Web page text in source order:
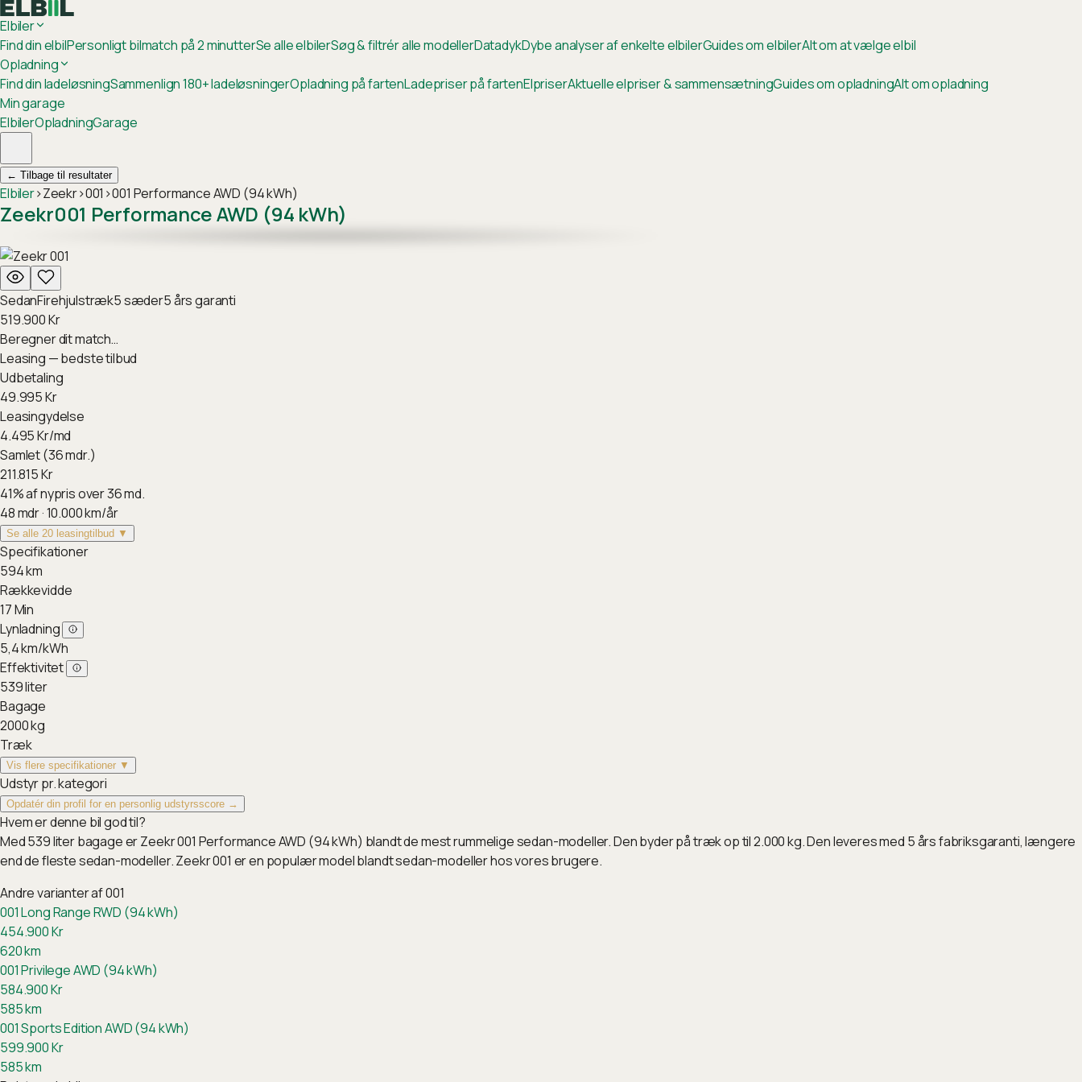
Elbiler
Find din elbilPersonligt bilmatch på 2 minutterSe alle elbilerSøg & filtrér alle modellerDatadykDybe analyser af enkelte elbilerGuides om elbilerAlt om at vælge elbil
Opladning
Find din ladeløsningSammenlign 180+ ladeløsningerOpladning på fartenLadepriser på fartenElpriserAktuelle elpriser & sammensætningGuides om opladningAlt om opladning
Min garage
ElbilerOpladningGarage
← Tilbage til resultater
Elbiler›Zeekr›001 ›001 Performance AWD (94 kWh)
Zeekr001 Performance AWD (94 kWh)
SedanFirehjulstræk5sæder5års garanti
519.900Kr
Beregner dit match…
Leasing — bedste tilbud
Udbetaling
49.995Kr
Leasingydelse
4.495Kr/md
Samlet (36 mdr.)
211.815Kr
41%af nypris over 36 md.
48mdr ·10.000km/år
Se alle 20 leasingtilbud ▼
Specifikationer
594km
Rækkevidde
17Min
Lynladning
5,4km/kWh
Effektivitet
539liter
Bagage
2000kg
Træk
Vis flere specifikationer ▼
Udstyr pr. kategori
Opdatér din profil for en personlig udstyrsscore →
Hvem er denne bil god til?
Med 539 liter bagage er Zeekr 001 Performance AWD (94 kWh) blandt de mest rummelige sedan-modeller. Den byder på træk op til 2.000 kg. Den leveres med 5 års fabriksgaranti, længere
end de fleste sedan-modeller. Zeekr 001 er en populær model blandt sedan-modeller hos vores brugere.
Andre varianter af001
001 Long Range RWD (94 kWh)
454.900Kr
620km
001 Privilege AWD (94 kWh)
584.900Kr
585km
001 Sports Edition AWD (94 kWh)
599.900Kr
585km